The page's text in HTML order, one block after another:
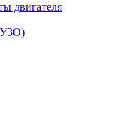
двигателя